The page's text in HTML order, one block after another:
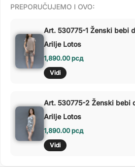
PREPORUČUJEMO I OVO:
Art. 530775-1 Ženski bebi
Arilje Lotos
1,890.00рсд
Vidi
Art. 530775-2 Ženski bebi
Arilje Lotos
1,890.00рсд
Vidi